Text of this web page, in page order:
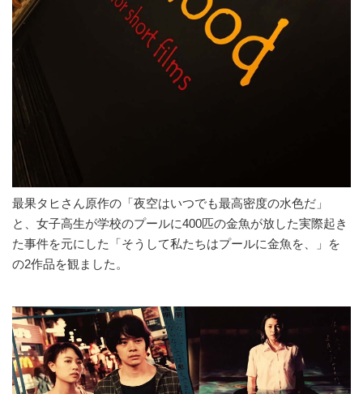
最果タヒさん原作の「夜空はいつでも最高密度の水色だ」
と、女子高生が学校のプールに400匹の金魚が放した実際起き
た事件を元にした「そうして私たちはプールに金魚を、」を
の2作品を観ました。